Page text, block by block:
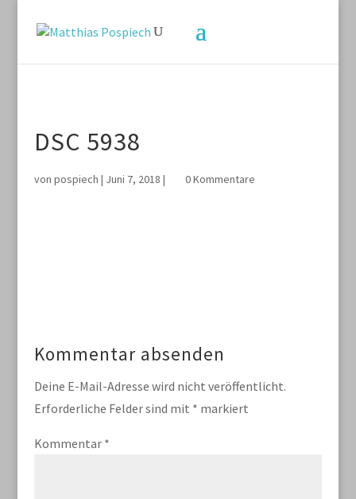
DSC 5938
von pospiech | Juni 7, 2018 | 0 Kommentare
Kommentar absenden
Deine E-Mail-Adresse wird nicht veröffentlicht.
Erforderliche Felder sind mit * markiert
Kommentar *